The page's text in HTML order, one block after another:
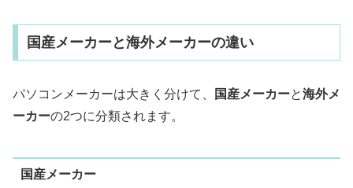
国産メーカーと海外メーカーの違い
パソコンメーカーは大きく分けて、 国産メーカーと海外メ
ーカーの2つに分類されます。
国産メーカー